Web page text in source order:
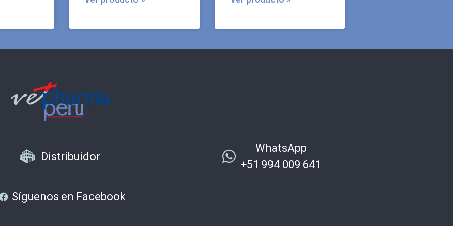
Distribuidor
WhatsApp
+51 994 009 641
Síguenos en Facebook